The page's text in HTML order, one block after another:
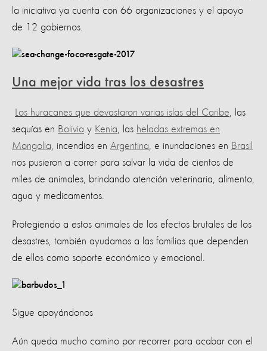
la iniciativa ya cuenta con 66 organizaciones y el apoyo
de 12 gobiernos.
Una mejor vida tras los desastres
Los huracanes que devastaron varias islas del Caribe , las
sequías en Bolivia y Kenia , las heladas extremas en
Mongolia , incendios en Argentina , e inundaciones en Brasil
nos pusieron a correr para salvar la vida de cientos de
miles de animales, brindando atención veterinaria, alimento,
agua y medicamentos.
Protegiendo a estos animales de los efectos brutales de los
desastres, también ayudamos a las familias que dependen
de ellos como soporte económico y emocional.
Sigue apoyándonos
Aún queda mucho camino por recorrer para acabar con el